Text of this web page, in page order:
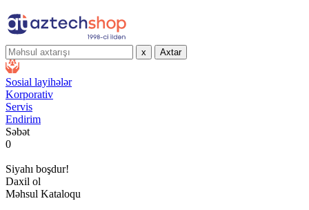
x Axtar
Sosial layihələr
Korporativ
Servis
Endirim
Səbət
0
Siyahı boşdur!
Daxil ol
Məhsul Kataloqu